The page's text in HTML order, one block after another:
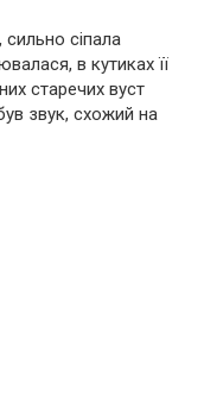
сіпала
в кутиках її
старечих вуст
звук, схожий на